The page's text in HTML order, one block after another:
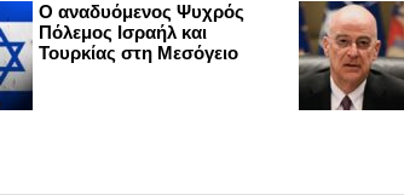
Ο αναδυόμενος Ψυχρός
Πόλεμος Ισραήλ και
Τουρκίας στη Μεσόγειο